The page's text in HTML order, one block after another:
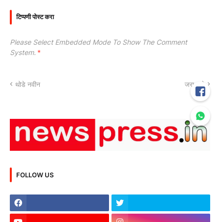
टिप्पणी पोस्ट करा
Please Select Embedded Mode To Show The Comment
System. *
थोडे नवीन जरा जुने
FOLLOW US